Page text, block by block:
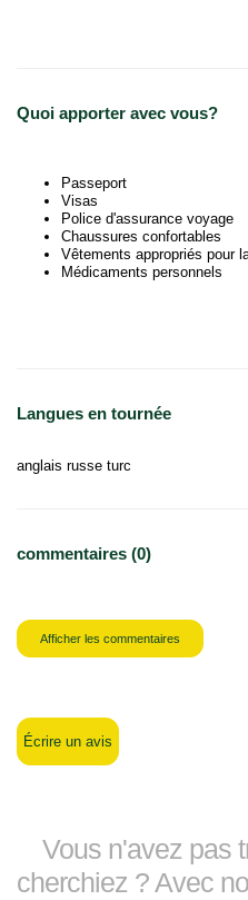
Quoi apporter avec vous?
Passeport
Visas
Police d'assurance voyage
Chaussures confortables
Vêtements appropriés pour
Médicaments personnels
Langues en tournée
anglais russe turc
commentaires (0)
Afficher les commentaires
Écrire un avis
Vous n'avez pas
cherchiez ? Avec